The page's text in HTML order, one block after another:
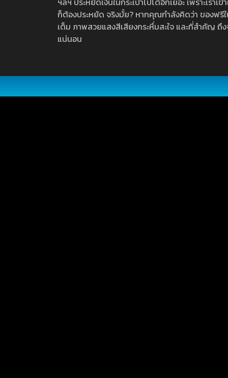
ก็ต้องประหยัด จริงมั้ย? หากคุณกำลังคิดว่า ของฟ
เต็ม ภาพสวยแสงสีเสียงกระหึ่มสะใจ และที่สำคัญ
แน่นอน